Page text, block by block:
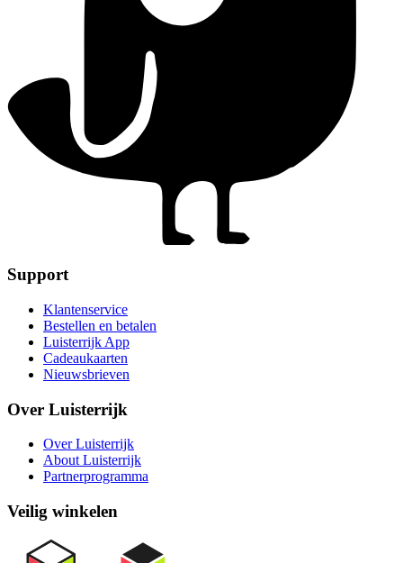
Support
Klantenservice
Bestellen en betalen
Luisterrijk App
Cadeaukaarten
Nieuwsbrieven
Over Luisterrijk
Over Luisterrijk
About Luisterrijk
Partnerprogramma
Veilig winkelen